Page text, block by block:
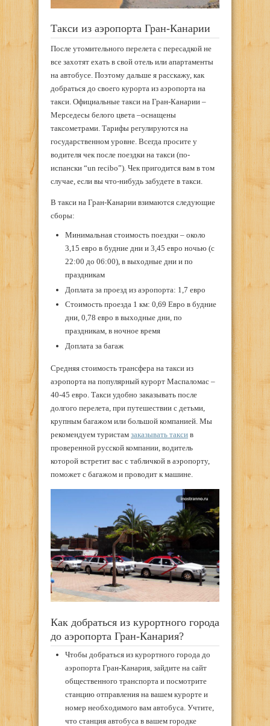
Такси из аэропорта Гран-Канарии
После утомительного перелета с пересадкой не
все захотят ехать в свой отель или апартаменты
на автобусе. Поэтому дальше я расскажу, как
добраться до своего курорта из аэропорта на
такси. Официальные такси на Гран-Канарии –
Мерседесы белого цвета –оснащены
таксометрами. Тарифы регулируются на
государственном уровне. Всегда просите у
водителя чек после поездки на такси (по-
испански “un recibo”). Чек пригодится вам в том
случае, если вы что-нибудь забудете в такси.
В такси на Гран-Канарии взимаются следующие
сборы:
Минимальная стоимость поездки – около
3,15 евро в будние дни и 3,45 евро ночью (с
22:00 до 06:00), в выходные дни и по
праздникам
Доплата за проезд из аэропорта: 1,7 евро
Стоимость проезда 1 км: 0,69 Евро в будние
дни, 0,78 евро в выходные дни, по
праздникам, в ночное время
Доплата за багаж
Средняя стоимость трансфера на такси из
аэропорта на популярный курорт Маспаломас –
40-45 евро. Такси удобно заказывать после
долгого перелета, при путешествии с детьми,
крупным багажом или большой компанией. Мы
рекомендуем туристам заказывать такси в
проверенной русской компании, водитель
которой встретит вас с табличкой в аэропорту,
поможет с багажом и проводит к машине.
Как добраться из курортного города
до аэропорта Гран-Канария?
Чтобы добраться из курортного города до
аэропорта Гран-Канария, зайдите на сайт
общественного транспорта и посмотрите
станцию отправления на вашем курорте и
номер необходимого вам автобуса. Учтите,
что станция автобуса в вашем городке